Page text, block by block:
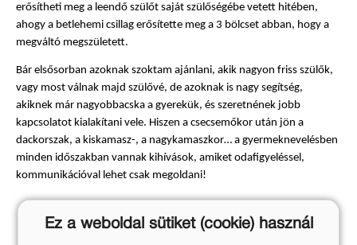
erősítheti meg a leendő szülőt saját szülőségébe vetett hitében,
ahogy a betlehemi csillag erősítette meg a 3 bölcset abban, hogy a
megváltó megszületett.
Bár elsősorban azoknak szoktam ajánlani, akik nagyon friss szülők,
vagy most válnak majd szülővé, de azoknak is nagy segítség,
akiknek már nagyobbacska a gyerekük, és szeretnének jobb
kapcsolatot kialakítani vele. Hiszen a csecsemőkor után jön a
dackorszak, a kiskamasz-, a nagykamaszkor… a gyermeknevelésben
minden időszakban vannak kihívások, amiket odafigyeléssel,
kommunikációval lehet csak megoldani!
Ez a weboldal sütiket (cookie) használ